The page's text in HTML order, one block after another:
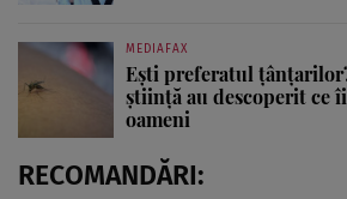
MEDIAFAX
Ești preferatul
știință au descoperit ce
oameni
RECOMANDĂRI: